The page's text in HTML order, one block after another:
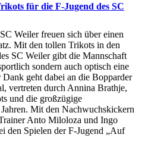
für die F-Jugend des SC
Weiler freuen sich über einen
Mit den tollen Trikots in den
SC Weiler gibt die Mannschaft
sondern auch optisch eine
geht dabei an die Bopparder
vertreten durch Annina Brathje,
und die großzügige
Mit den Nachwuchskickern
Anto Miloloza und Ingo
den Spielen der F-Jugend „Auf